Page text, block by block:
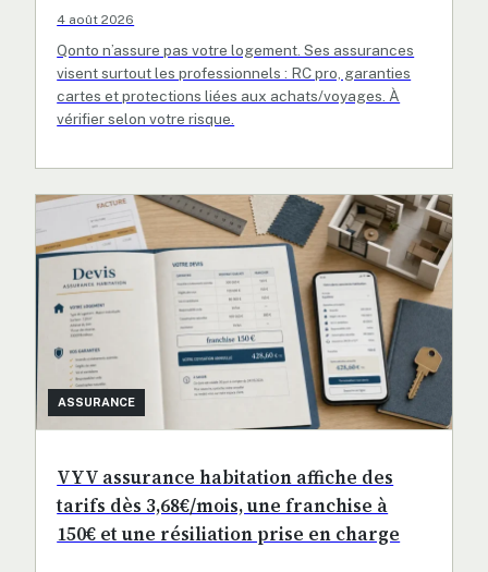
4 août 2026
Qonto n’assure pas votre logement. Ses assurances
visent surtout les professionnels : RC pro, garanties
cartes et protections liées aux achats/voyages. À
vérifier selon votre risque.
ASSURANCE
VYV assurance habitation affiche des
tarifs dès 3,68€/mois, une franchise à
150€ et une résiliation prise en charge